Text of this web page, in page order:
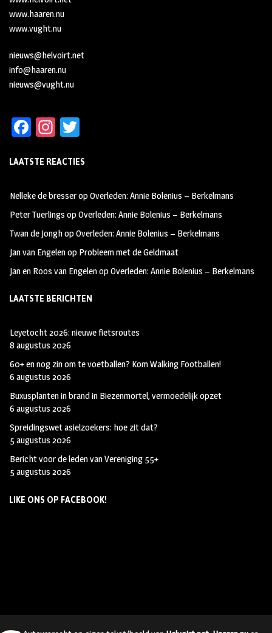
www.haaren.nu
www.vught.nu
nieuws@helvoirt.net
info@haaren.nu
nieuws@vught.nu
Fa
b
oo
k
In
ag
m
tt
LAATSTE REACTIES
Nelleke de bresseropOverleden: Annie Bolenius – Berkelmans
Peter Tuerlings opOverleden: Annie Bolenius – Berkelmans
Twan de JonghopOverleden: Annie Bolenius – Berkelmans
Jan van Engelenop Probleem met de Geldmaat
Jan en Roos van EngelenopOverleden: Annie Bolenius – Berkelmans
LAATSTE BERICHTEN
Leyetocht 2026: nieuwe fietsroutes
8 augustus 2026
60+ en nog zin om te voetballen? Kom Walking Footballen!
6 augustus 2026
Buxusplanten in brand in Biezenmortel, vermoedelijk opzet
6 augustus 2026
Spreidingswet asielzoekers: hoe zit dat?
5 augustus 2026
Bericht voor de leden van Vereniging 55+
5 augustus 2026
LIKE ONS OP FACEBOOK!